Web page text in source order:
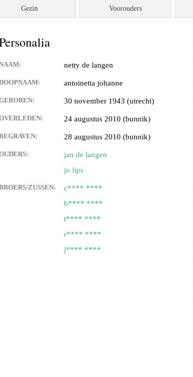
eck
Gezin Voorouders
netty de langen
antoinetta johanne
30 november 1943 (utrecht)
24 augustus 2010 (bunnik)
28 augustus 2010 (bunnik)
jan de langen
jo lips
ZUSSEN:
c**** ****
b**** ****
t**** ****
r**** ****
j**** ****